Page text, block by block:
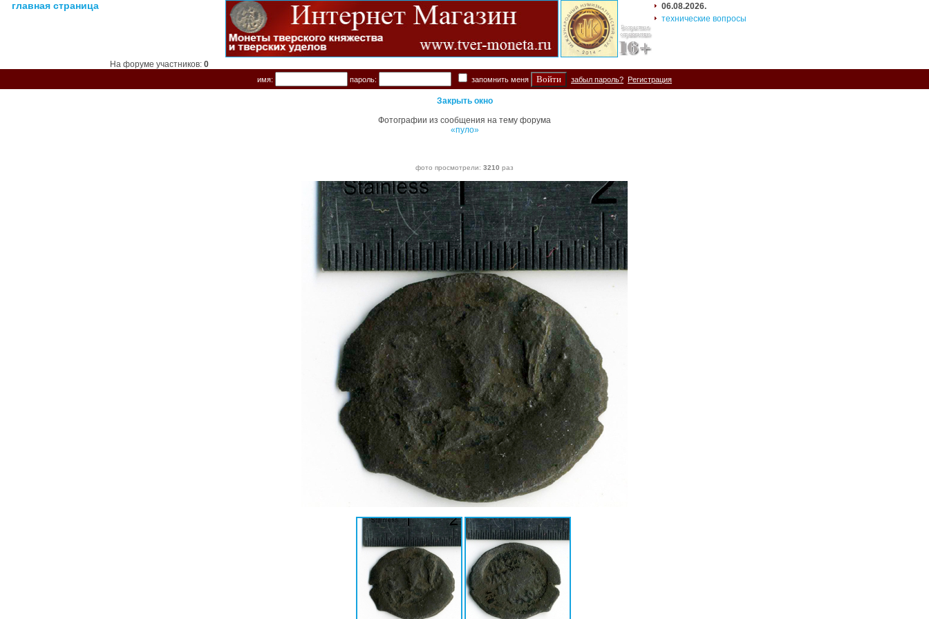
главная страница
На форуме участников: 0
06.08.2026.
технические вопросы
имя: пароль: запомнить меня забыл пароль? Регистрация
Закрыть окно
Фотографии из сообщения на тему форума
«пуло»
фото просмотрели: 3210 раз